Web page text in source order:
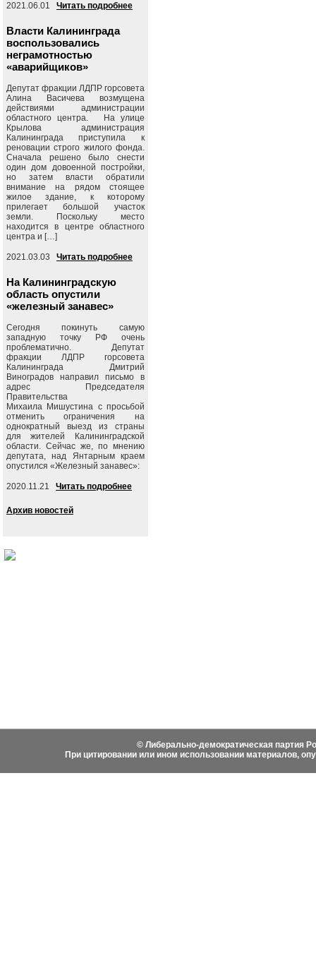
2021.06.01 Читать подробнее
Власти Калининграда
воспользовались
неграмотностью
«аварийщиков»
Депутат фракции ЛДПР горсовета
Алина Васичева возмущена
действиями администрации
областного центра. На улице
Крылова администрация
Калининграда приступила к
реновации строго жилого фонда.
Сначала решено было снести
один дом довоенной постройки,
но затем власти обратили
внимание на рядом стоящее
жилое здание, к которому
прилегает большой участок
земли. Поскольку место
находится в центре областного
центра и […]
2021.03.03 Читать подробнее
На Калининградскую
область опустили
«железный занавес»
Сегодня покинуть самую
западную точку РФ очень
проблематично. Депутат
фракции ЛДПР горсовета
Калининграда Дмитрий
Виноградов направил письмо в
адрес Председателя
Правительства
Михаила Мишустина с просьбой
отменить ограничения на
однократный выезд из страны
для жителей Калининградской
области. Сейчас же, по мнению
депутата, над Янтарным краем
опустился «Железный занавес»:
2020.11.21 Читать подробнее
Архив новостей
© Либерально-демократическая партия
При цитировании или ином использовании материалов,